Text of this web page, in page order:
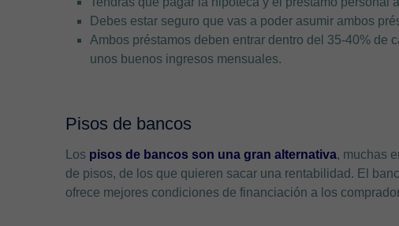
Debes estar seguro que vas a poder asumir ambos
Ambos préstamos deben entrar dentro del 35-40% de
unos buenos ingresos mensuales.
Pisos de bancos
Los pisos de bancos son una gran alternativa, muchas
de pisos, de los que quieren sacar una rentabilidad. El
ofrece mejores condiciones de financiación a los